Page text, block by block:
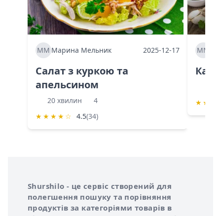
ММ Марина Мельник 2025-12-17
Салат з куркою та
апельсином
20 хвилин
4
★ ★ ★ ★ ☆ 4.5(34)
ММ
★ ★
Про сервіс Shurshilo
Shurshilo - це сервіс створений для
полегшення пошуку та порівняння
продуктів за категоріями товарів в